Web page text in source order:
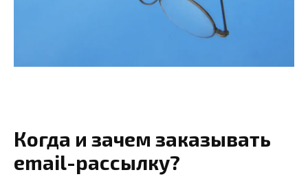
Когда и зачем заказывать
email-рассылку?